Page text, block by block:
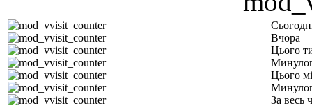
Вчора
Цього
Цього
За весь